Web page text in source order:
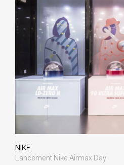
NIKE
Lancement Nike Airmax Day